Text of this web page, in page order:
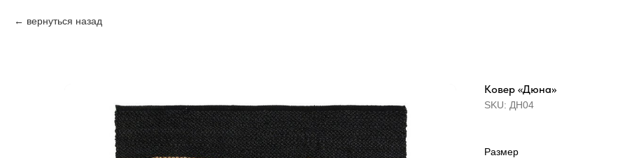
вернуться назад
Ковер «Дюна»
SKU: ДН04
Размер